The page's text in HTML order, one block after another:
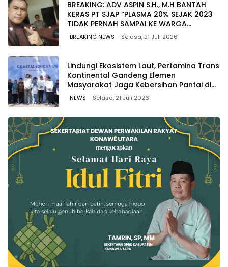
BREAKING: ADV ASPIN S.H., M.H BANTAH
KERAS PT SJAP “PLASMA 20% SEJAK 2023
TIDAK PERNAH SAMPAI KE WARGA
WAWOONE!
BREAKING NEWS Selasa, 21 Juli 2026
Lindungi Ekosistem Laut, Pertamina Trans
Kontinental Gandeng Elemen
Masyarakat Jaga Kebersihan Pantai di
Bitung, Sulawesi
NEWS Selasa, 21 Juli 2026